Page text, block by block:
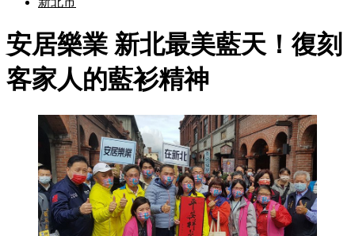
安居樂業 新北最美藍天！復刻
客家人的藍衫精神